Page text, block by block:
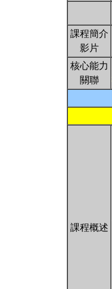
課程簡介
影片
核心能力
關聯
課程概述